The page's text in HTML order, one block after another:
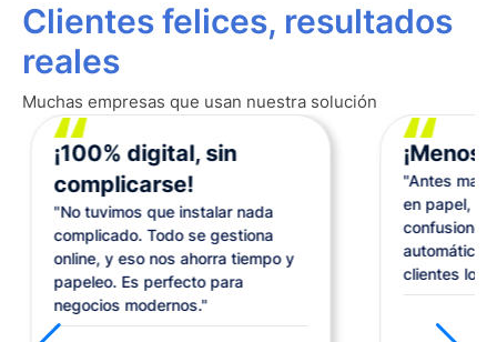
Clientes felices, resultados
reales
Muchas empresas que usan nuestra solución
¡100% digital, sin
complicarse!
"No tuvimos que instalar nada
complicado. Todo se gestiona
online, y eso nos ahorra tiempo y
papeleo. Es perfecto para
negocios modernos."
¡Menos
"Antes
en papel, lo
automático.
clientes lo